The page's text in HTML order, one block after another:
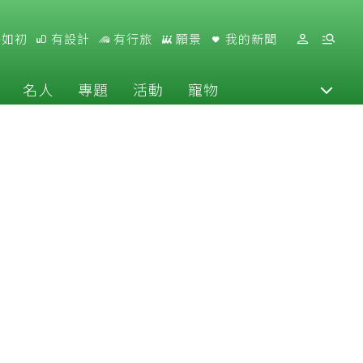
初 有設計 有行旅 願景 我的新聞
名人 專題 活動 寵物